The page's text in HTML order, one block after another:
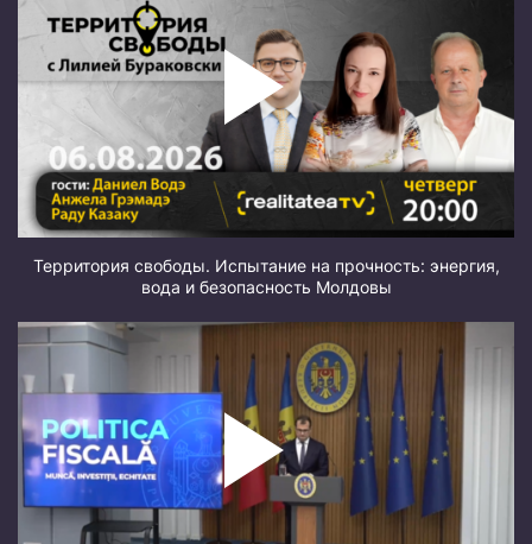
Территория свободы. Испытание на прочность: энергия,
вода и безопасность Молдовы